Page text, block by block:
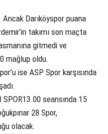
Darıköyspor puana
takımı son maçta
gitmedi ve
mağlup oldu.
ise ASP Spor karşısında
SPOR13.00 seansında 15
28 Spor,
olacak.